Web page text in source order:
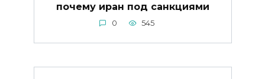
почему иран под санкциями
0 545